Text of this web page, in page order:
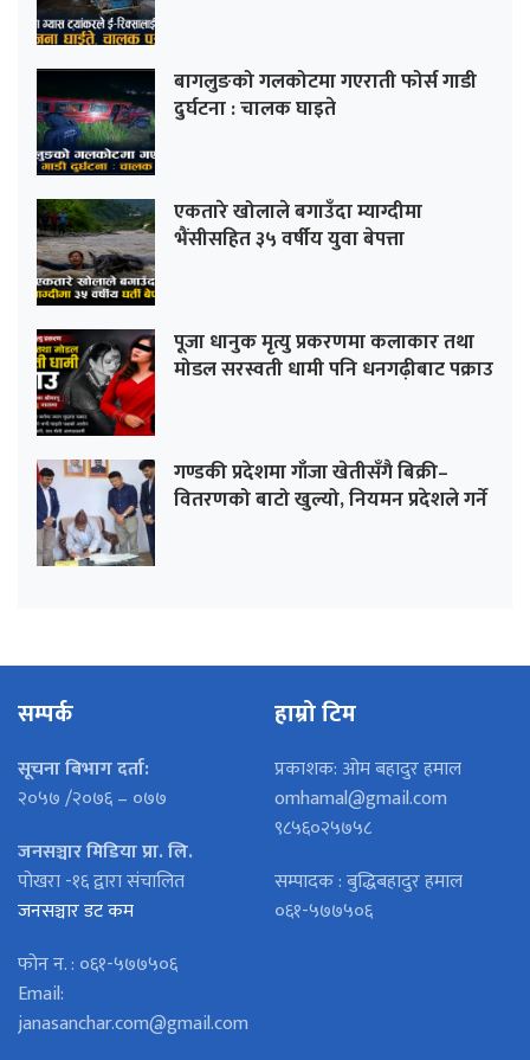
बागलुङको गलकोटमा गएराती फोर्स गाडी
दुर्घटना : चालक घाइते
एकतारे खोलाले बगाउँदा म्याग्दीमा
भैंसीसहित ३५ वर्षीय युवा बेपत्ता
पूजा धानुक मृत्यु प्रकरणमा कलाकार तथा
मोडल सरस्वती धामी पनि धनगढ़ीबाट पक्राउ
गण्डकी प्रदेशमा गाँजा खेतीसँगै बिक्री–
वितरणको बाटो खुल्यो, नियमन प्रदेशले गर्ने
सम्पर्क
सूचना बिभाग दर्ता:
२०५७ /२०७६ – ०७७
जनसञ्चार मिडिया प्रा. लि.
पोखरा -१६ द्वारा संचालित
जनसञ्चार डट कम
फोन न. : ०६१-५७७५०६
Email:
janasanchar.com@gmail.com
हाम्रो टिम
प्रकाशक: ओम बहादुर हमाल
omhamal@gmail.com
९८५६०२५७५८
सम्पादक : बुद्धिबहादुर हमाल
०६१-५७७५०६